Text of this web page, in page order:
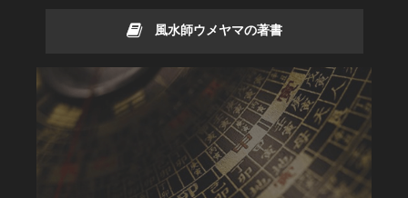
風水師ウメヤマの著書